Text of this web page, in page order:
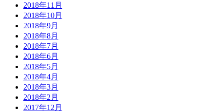
2018年11月
2018年10月
2018年9月
2018年8月
2018年7月
2018年6月
2018年5月
2018年4月
2018年3月
2018年2月
2017年12月